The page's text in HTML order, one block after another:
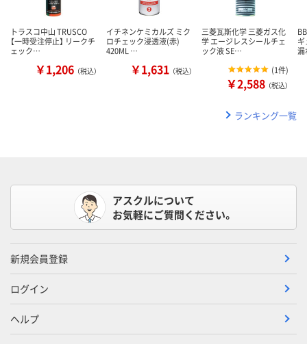
トラスコ中山 TRUSCO
【一時受注停止】 リークチ
ェック…
￥1,206 （税込）
イチネンケミカルズ ミク
ロチェック浸透液(赤)
420ML …
￥1,631 （税込）
三菱瓦斯化学 三菱ガス化
学 エージレスシールチェ
ック液 SE…
(1件)
￥2,588 （税込）
ランキング一覧
アスクルについて
お気軽にご質問ください。
新規会員登録
ログイン
ヘルプ